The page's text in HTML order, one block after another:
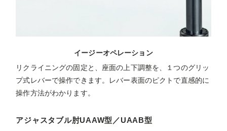
イージーオペレーション
リクライニングの固定と、座面の上下調整を、１つのグリッ
プ式レバーで操作できます。レバー表面のピクトで直感的に
操作方法がわかります。
アジャスタブル肘UAAW型／UAAB型